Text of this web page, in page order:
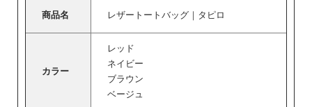
商品名 レザートートバッグ｜タピロ
カラー
レッド
ネイビー
ブラウン
ベージュ